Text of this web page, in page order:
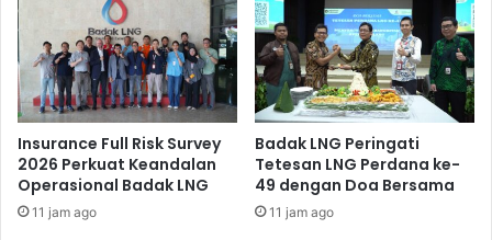
dengan Pjs COO Badak LNG Rahmat Safruddin bersama
jajaran manajemen, rombongan Sumitomo Corporation
berkesempatan melakukan plant tour ke kilang Badak LNG.
Melalui plant tour, rombongan dapat melihat langsung
fasilitas kilang Badak LNG (*).
Insurance Full Risk Survey
2026 Perkuat Keandalan
Operasional Badak LNG
11 jam ago
Badak LNG Peringati
Tetesan LNG Perdana ke-
49 dengan Doa Bersama
11 jam ago